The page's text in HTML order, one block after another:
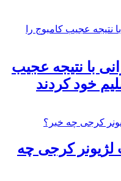
با نتیجه عجیب
خود کردند
لژیونر کرجی چه